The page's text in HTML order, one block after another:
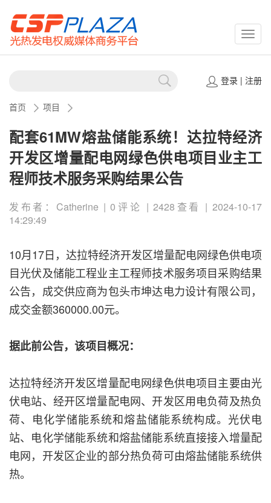
登录| 注册
首页 项目
配套61MW熔盐储能系统！达拉特经济
开发区增量配电网绿色供电项目业主工
程师技术服务采购结果公告
发布者：Catherine | 0评论 | 2428查看 | 2024-10-17
14:29:49
10月17日，达拉特经济开发区增量配电网绿色供电项
目光伏及储能工程业主工程师技术服务项目采购结果
公告，成交供应商为包头市坤达电力设计有限公司，
成交金额360000.00元。
据此前公告，该项目概况：
达拉特经济开发区增量配电网绿色供电项目主要由光
伏电站、经开区增量配电网、开发区用电负荷及热负
荷、电化学储能系统和熔盐储能系统构成。光伏电
站、电化学储能系统和熔盐储能系统直接接入增量配
电网，开发区企业的部分热负荷可由熔盐储能系统供
热。